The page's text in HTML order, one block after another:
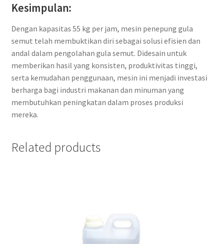
Kesimpulan:
Dengan kapasitas 55 kg per jam, mesin penepung gula
semut telah membuktikan diri sebagai solusi efisien dan
andal dalam pengolahan gula semut. Didesain untuk
memberikan hasil yang konsisten, produktivitas tinggi,
serta kemudahan penggunaan, mesin ini menjadi investasi
berharga bagi industri makanan dan minuman yang
membutuhkan peningkatan dalam proses produksi
mereka.
Related products